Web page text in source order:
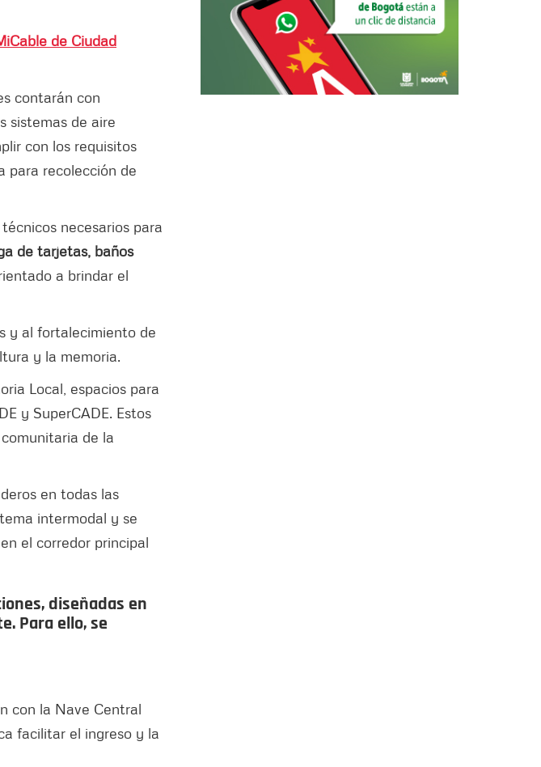
de Ciudad
contarán con
sistemas de aire
con los requisitos
para recolección de
necesarios para
de tarjetas, baños
a brindar el
y al fortalecimiento de
y la memoria.
Local, espacios para
y SuperCADE. Estos
de la
en todas las
intermodal y se
el corredor principal
diseñadas en
Para ello, se
con la Nave Central
facilitar el ingreso y la